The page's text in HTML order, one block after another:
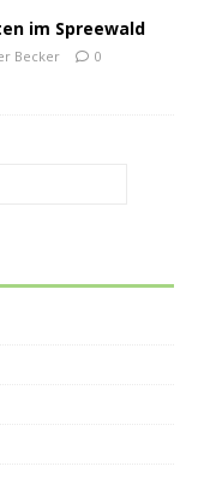
im Spreewald
Becker 0